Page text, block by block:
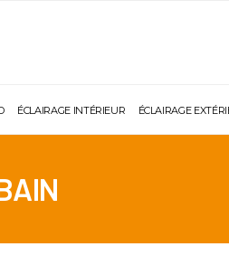
ÉCLAIRAGE INTÉRIEUR ÉCLAIRAGE